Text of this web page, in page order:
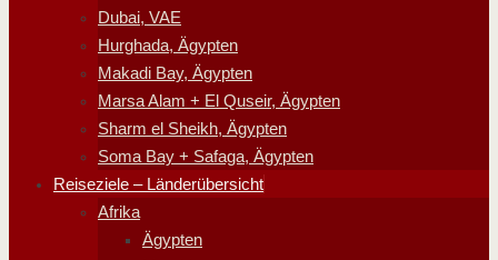
Dubai, VAE
Hurghada, Ägypten
Makadi Bay, Ägypten
Marsa Alam + El Quseir, Ägypten
Sharm el Sheikh, Ägypten
Soma Bay + Safaga, Ägypten
Reiseziele – Länderübersicht
Afrika
Ägypten